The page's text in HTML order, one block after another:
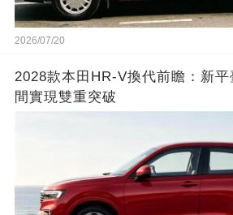
2026/07/20
2028款本田HR-V換代前瞻：新
間實現雙重突破